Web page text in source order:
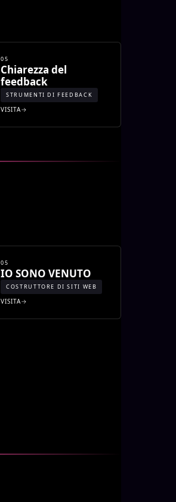
05
Chiarezza del
feedback
STRUMENTI DI FEEDBACK
VISITA
05
IO SONO VENUTO
COSTRUTTORE DI SITI WEB
VISITA